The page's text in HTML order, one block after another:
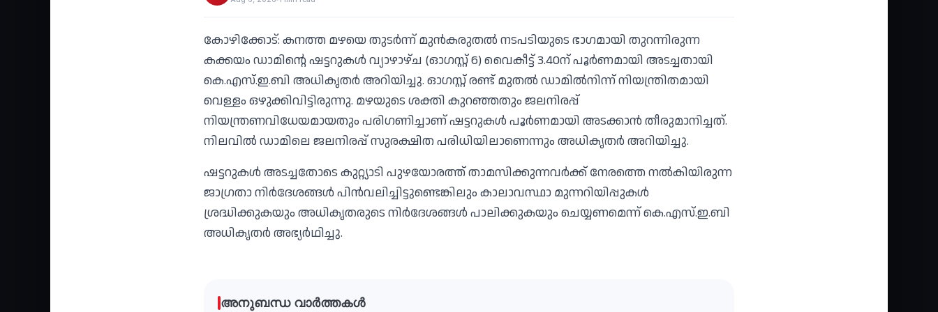
കോഴിക്കോട്: കനത്ത മഴയെ തുടര്‍ന്ന് മുന്‍കരുതല്‍ നടപടിയുടെ ഭാഗമായി തുറന്നിരുന്ന
കക്കയം ഡാമിന്റെ ഷട്ടറുകള്‍ വ്യാഴാഴ്ച (ഓഗസ്റ്റ് 6) വൈകീട്ട് 3.40ന് പൂര്‍ണമായി അടച്ചതായി
കെ.എസ്.ഇ.ബി അധികൃതര്‍ അറിയിച്ചു. ഓഗസ്റ്റ് രണ്ട് മുതല്‍ ഡാമില്‍നിന്ന് നിയന്ത്രിതമായി
വെള്ളം ഒഴുക്കിവിട്ടിരുന്നു. മഴയുടെ ശക്തി കുറഞ്ഞതും ജലനിരപ്പ്
നിയന്ത്രണവിധേയമായതും പരിഗണിച്ചാണ് ഷട്ടറുകള്‍ പൂര്‍ണമായി അടക്കാന്‍ തീരുമാനിച്ചത്.
നിലവില്‍ ഡാമിലെ ജലനിരപ്പ് സുരക്ഷിത പരിധിയിലാണെന്നും അധികൃതര്‍ അറിയിച്ചു.
ഷട്ടറുകള്‍ അടച്ചതോടെ കുറ്റ്യാടി പുഴയോരത്ത് താമസിക്കുന്നവര്‍ക്ക് നേരത്തെ നല്‍കിയിരുന്ന
ജാഗ്രതാ നിര്‍ദേശങ്ങള്‍ പിന്‍വലിച്ചിട്ടുണ്ടെങ്കിലും കാലാവസ്ഥാ മുന്നറിയിപ്പുകള്‍
ശ്രദ്ധിക്കുകയും അധികൃതരുടെ നിര്‍ദേശങ്ങള്‍ പാലിക്കുകയും ചെയ്യണമെന്ന് കെ.എസ്.ഇ.ബി
അധികൃതര്‍ അഭ്യര്‍ഥിച്ചു.
അനുബന്ധ വാർത്തകൾ